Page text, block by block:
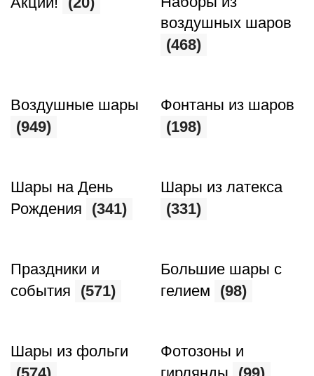
воздушных шаров
(468)
Воздушные шары
(949)
Фонтаны из шаров
(198)
Шары на День
Рождения
(341)
Шары из латекса
(331)
Праздники и
события
(571)
Большие шары с
гелием
(98)
Шары из фольги
Фотозоны и